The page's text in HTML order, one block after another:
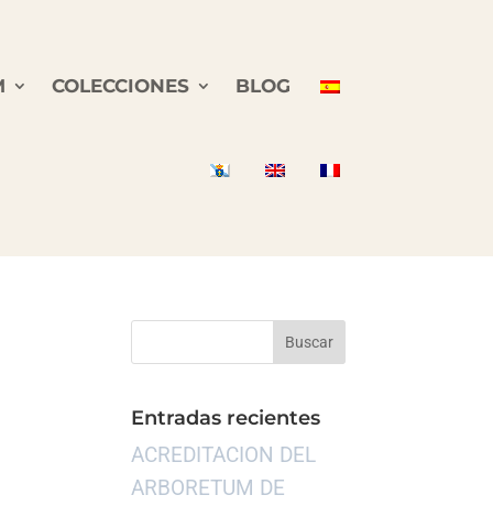
COLECCIONES BLOG
Entradas recientes
ACREDITACION DEL
ARBORETUM DE